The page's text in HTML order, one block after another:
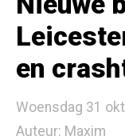
en
Woensdag 31
Auteur: Maxim